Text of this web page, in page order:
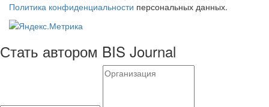
Политика конфиденциальности персональных данных.
Стать автором BIS Journal